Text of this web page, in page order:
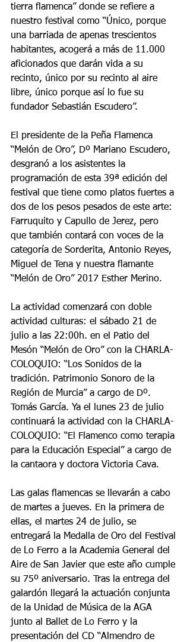
tierra flamenca” donde se refiere a
nuestro festival como “Único, porque
una barriada de apenas trescientos
habitantes, acogerá a más de 11.000
aficionados que darán vida a su
recinto, único por su recinto al aire
libre, único porque así lo fue su
fundador Sebastián Escudero”.
El presidente de la Peña Flamenca
“Melón de Oro”, Dº Mariano Escudero,
desgranó a los asistentes la
programación de esta 39ª edición del
festival que tiene como platos fuertes a
dos de los pesos pesados de este arte:
Farruquito y Capullo de Jerez, pero
que también contará con voces de la
categoría de Sorderita, Antonio Reyes,
Miguel de Tena y nuestra flamante
“Melón de Oro” 2017 Esther Merino.
La actividad comenzará con doble
actividad culturas: el sábado 21 de
julio a las 22:00h. en el Patio del
Mesón “Melón de Oro” con la CHARLA-
COLOQUIO: “Los Sonidos de la
tradición. Patrimonio Sonoro de la
Región de Murcia” a cargo de Dº.
Tomás García. Ya el lunes 23 de julio
continuará la actividad con la CHARLA-
COLOQUIO: “El Flamenco como terapia
para la Educación Especial” a cargo de
la cantaora y doctora Victoria Cava.
Las galas flamencas se llevarán a cabo
de martes a jueves. En la primera de
ellas, el martes 24 de julio, se
entregará la Medalla de Oro del Festival
de Lo Ferro a la Academia General del
Aire de San Javier que este año cumple
su 75º aniversario. Tras la entrega del
galardón llegará la actuación conjunta
de la Unidad de Música de la AGA
junto al Ballet de Lo Ferro y la
presentación del CD “Almendro de